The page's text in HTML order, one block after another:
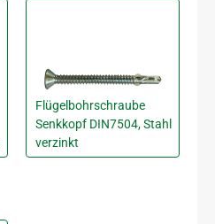
Flügelbohrschraube
Senkkopf DIN7504, Stahl
verzinkt